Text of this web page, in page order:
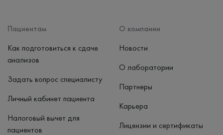
Пациентам
Как подготовиться к сдаче
анализов
Задать вопрос специалисту
Личный кабинет пациента
Налоговый вычет для
пациентов
О компании
Новости
О лаборатории
Партнеры
Карьера
Лицензии и сертификаты